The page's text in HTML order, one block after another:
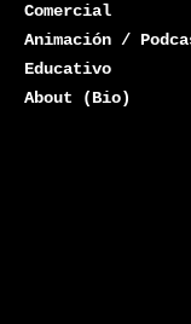
Comercial
Animación /
Educativo
About (Bio)